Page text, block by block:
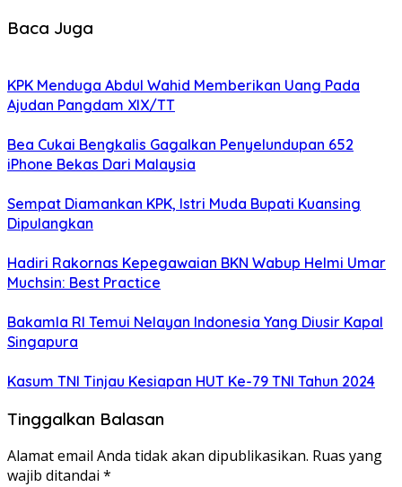
Baca Juga
KPK Menduga Abdul Wahid Memberikan Uang Pada
Ajudan Pangdam XIX/TT
Bea Cukai Bengkalis Gagalkan Penyelundupan 652
iPhone Bekas Dari Malaysia
Sempat Diamankan KPK, Istri Muda Bupati Kuansing
Dipulangkan
Hadiri Rakornas Kepegawaian BKN Wabup Helmi Umar
Muchsin: Best Practice
Bakamla RI Temui Nelayan Indonesia Yang Diusir Kapal
Singapura
Kasum TNI Tinjau Kesiapan HUT Ke-79 TNI Tahun 2024
Tinggalkan Balasan
Alamat email Anda tidak akan dipublikasikan. Ruas yang
wajib ditandai *